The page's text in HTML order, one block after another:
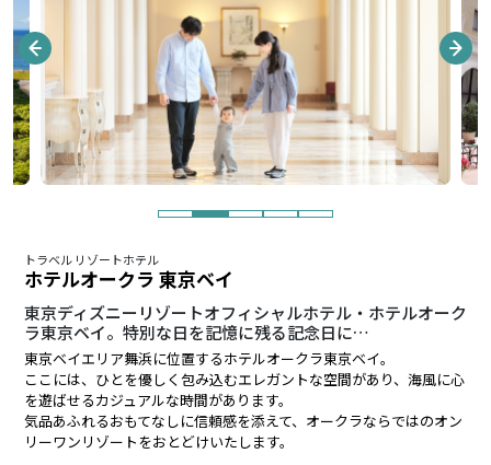
トラベル リゾートホテル
ホテルオークラ 東京ベイ
東京ディズニーリゾートオフィシャルホテル・ホテルオーク
ラ東京ベイ。特別な日を記憶に残る記念日に…
東京ベイエリア舞浜に位置するホテルオークラ東京ベイ。
ここには、ひとを優しく包み込むエレガントな空間があり、海風に心
を遊ばせるカジュアルな時間があります。
気品あふれるおもてなしに信頼感を添えて、オークラならではのオン
リーワンリゾートをおとどけいたします。